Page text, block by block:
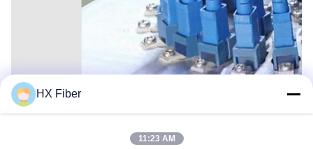
HX Fiber
11:23 AM